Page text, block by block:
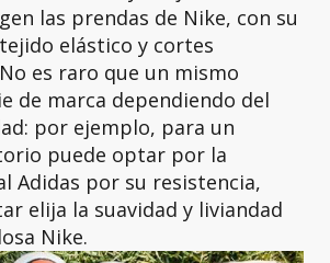
las prendas de Nike, con su
elástico y cortes
es raro que un mismo
de marca dependiendo del
por ejemplo, para un
puede optar por la
Adidas por su resistencia,
elija la suavidad y liviandad
Nike.